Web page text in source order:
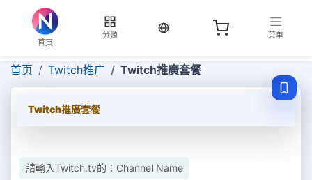
首頁
分類
当前语言：繁体
菜单
首页 Twitch推广 Twitch推廣套餐
Twitch推廣套餐
請輸入Twitch.tv的：Channel Name